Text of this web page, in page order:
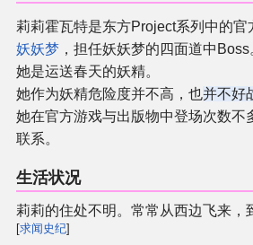
莉莉霍瓦特是东方Project系列中的
妖妖梦 ，担任妖妖梦的四面道中Boss
她是运送春天的妖精。
她作为妖精危险度并不高，也并不好
她在官方游戏与出版物中登场次数不
联系。
生活状况
莉莉的住处不明。常常从西边飞来，
[求闻史纪]
联系管理员
关于THBWiki
捐款支持